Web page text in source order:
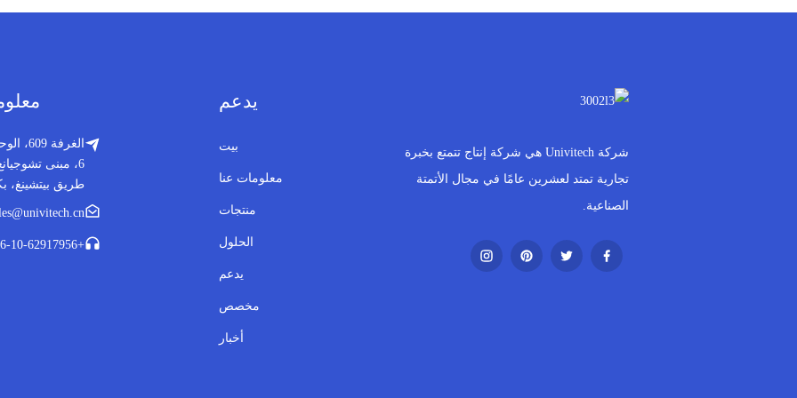
شركة Univitech هي شركة إنتاج تتمتع بخبرة
تجارية تمتد لعشرين عامًا في مجال الأتمتة
الصناعية.
يدعم
بيت
معلومات عنا
منتجات
الحلول
يدعم
مخصص
أخبار
طريق بيتشينغ،
+86-10-62917956